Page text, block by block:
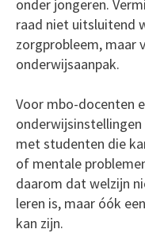
onder jongeren.
raad niet uitsluitend
zorgprobleem, maar
onderwijsaanpak.
Voor mbo-docenten
met studenten die
of mentale
daarom dat welzijn
leren is, maar óók
kan zijn.